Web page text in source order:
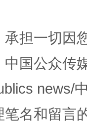
担一切因
国公众传
news/
名和留言